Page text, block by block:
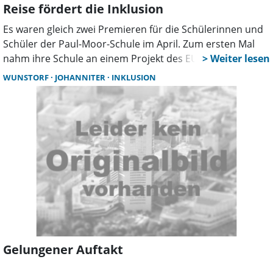
Reise fördert die Inklusion
Es waren gleich zwei Premieren für die Schülerinnen und
Schüler der Paul-Moor-Schule im April. Zum ersten Mal
nahm ihre Schule an einem Projekt des EU-Programms
Erasmus+ teil und zum ersten Mal ging man auf
Klassenfahrt.
WUNSTORF JOHANNITER INKLUSION
Gelungener Auftakt